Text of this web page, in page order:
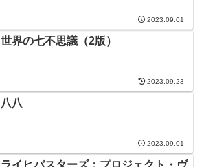
2023.09.01
世界の七不思議（2版）
2023.09.23
八八
2023.09.01
ライヒバスターズ：プロジェクト・ヴ